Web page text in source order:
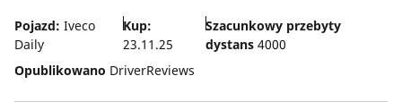
Pojazd: Iveco
Daily
Kup:
23.11.25
Szacunkowy przebyty
dystans 4000
Opublikowano DriverReviews